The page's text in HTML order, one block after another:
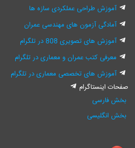
آموزش طراحی عملکردی سازه ها
آمادگی آزمون های مهندسی عمران
آموزش های تصویری 808 در تلگرام
معرفی کتب عمران و معماری در تلگرام
آموزش های تخصصی معماری در تلگرام
صفحات اینستاگرام
بخش فارسی
بخش انگلیسی